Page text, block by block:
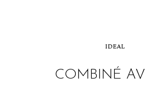
IDEAL
COMBINÉ